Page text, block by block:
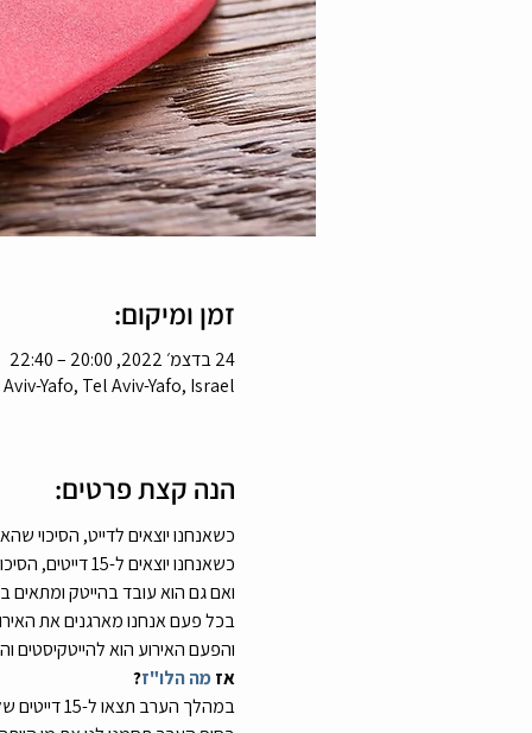
זמן ומיקום:
24 בדצמ׳ 2022, 20:00 – 22:40
Yafo, Tel Aviv-Yafo, Israel
הנה קצת פרטים:
כשאנחנו יוצאים לדייט, הסיכוי
כשאנחנו יוצאים ל-15 דייטים, הסיכוי שנכיר מישהו מדויק לנו גדול פי כמה.
ואם גם הוא עובד בהייטק
בכל פעם אנחנו מארגנים את
והפעם האירוע הוא להייטקיסטים
אז מה הלו"ז?
במהלך הערב תצאו ל-15 דייטים של 5-6 דקות (אנחנו נספק לכם נושא שיחה שונה לכל דייט)